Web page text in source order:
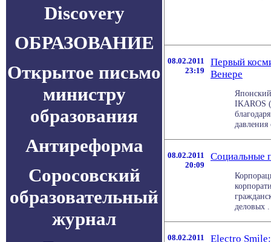
Discovery
ОБРАЗОВАНИЕ
Открытое письмо
министру
образования
Антиреформа
Соросовский
образовательный
журнал
08.02.2011
23:19
Первый
Венере
IKAROS
08.02.2011
20:09
Социальные
деловых
08.02.2011
Electro